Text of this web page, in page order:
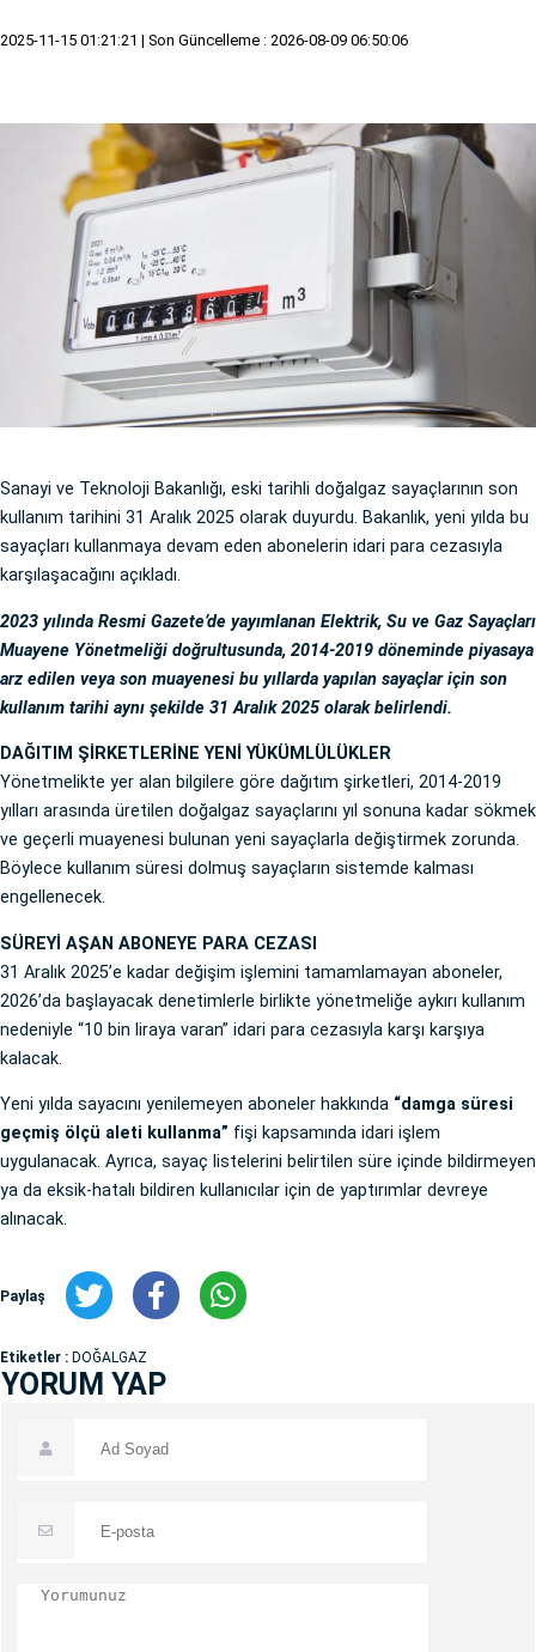
2025-11-15 01:21:21 | Son Güncelleme : 2026-08-09 06:50:06
Sanayi ve Teknoloji Bakanlığı, eski tarihli doğalgaz sayaçlarının son
kullanım tarihini 31 Aralık 2025 olarak duyurdu. Bakanlık, yeni yılda bu
sayaçları kullanmaya devam eden abonelerin idari para cezasıyla
karşılaşacağını açıkladı.
2023 yılında Resmi Gazete’de yayımlanan Elektrik, Su ve Gaz Sayaçları
Muayene Yönetmeliği doğrultusunda, 2014-2019 döneminde piyasaya
arz edilen veya son muayenesi bu yıllarda yapılan sayaçlar için son
kullanım tarihi aynı şekilde 31 Aralık 2025 olarak belirlendi.
DAĞITIM ŞİRKETLERİNE YENİ YÜKÜMLÜLÜKLER
Yönetmelikte yer alan bilgilere göre dağıtım şirketleri, 2014-2019
yılları arasında üretilen doğalgaz sayaçlarını yıl sonuna kadar sökmek
ve geçerli muayenesi bulunan yeni sayaçlarla değiştirmek zorunda.
Böylece kullanım süresi dolmuş sayaçların sistemde kalması
engellenecek.
SÜREYİ AŞAN ABONEYE PARA CEZASI
31 Aralık 2025’e kadar değişim işlemini tamamlamayan aboneler,
2026’da başlayacak denetimlerle birlikte yönetmeliğe aykırı kullanım
nedeniyle “10 bin liraya varan” idari para cezasıyla karşı karşıya
kalacak.
Yeni yılda sayacını yenilemeyen aboneler hakkında “damga süresi
geçmiş ölçü aleti kullanma” fişi kapsamında idari işlem
uygulanacak. Ayrıca, sayaç listelerini belirtilen süre içinde bildirmeyen
ya da eksik-hatalı bildiren kullanıcılar için de yaptırımlar devreye
alınacak.
Paylaş
Etiketler : DOĞALGAZ
YORUM YAP